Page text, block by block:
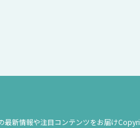
新情報や注目コンテンツをお届け